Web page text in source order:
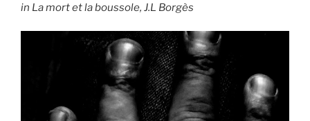
in La mort et la boussole, J.L Borgès